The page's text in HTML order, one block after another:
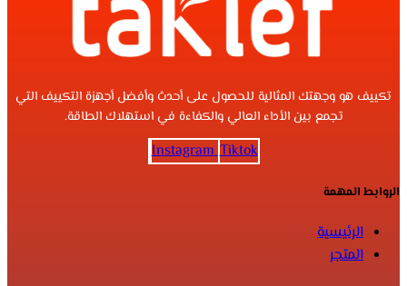
تكييف هو وجهتك المثالية للحصول على أحدث وأفضل أجهزة التكييف التي
تجمع بين الأداء العالي والكفاءة في استهلاك الطاقة.
Instagram Tiktok
الروابط المهمة
الرئيسية
المتجر